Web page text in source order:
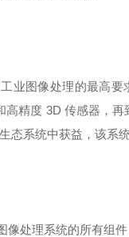
业图像处理的最高
精度 3D 传感器，
态系统中获益，该系
像处理系统的所有组